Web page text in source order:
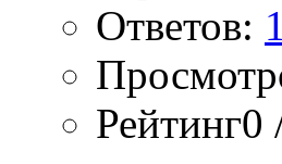
Ответов:
Рейтинг0